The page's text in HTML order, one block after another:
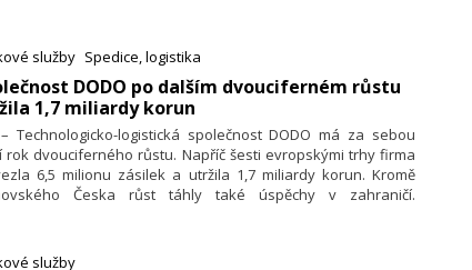
a mnoho obchodníků působí na obou trzích současně.
Pay jim nyní nabízí možnost oslovit zákazníky komfortnějšími
možnostmi, aby nemuseli konkurovat jen cenou.
služby Spedice, logistika
DODO po dalším dvouciferném růstu
1,7 miliardy korun
Technologicko-logistická společnost DODO má za sebou
rok dvouciferného růstu. Napříč šesti evropskými trhy firma
6,5 milionu zásilek a utržila 1,7 miliardy korun. Kromě
Česka růst táhly také úspěchy v zahraničí.
nákupy pro jeden z největších obchodních řetězců
služby